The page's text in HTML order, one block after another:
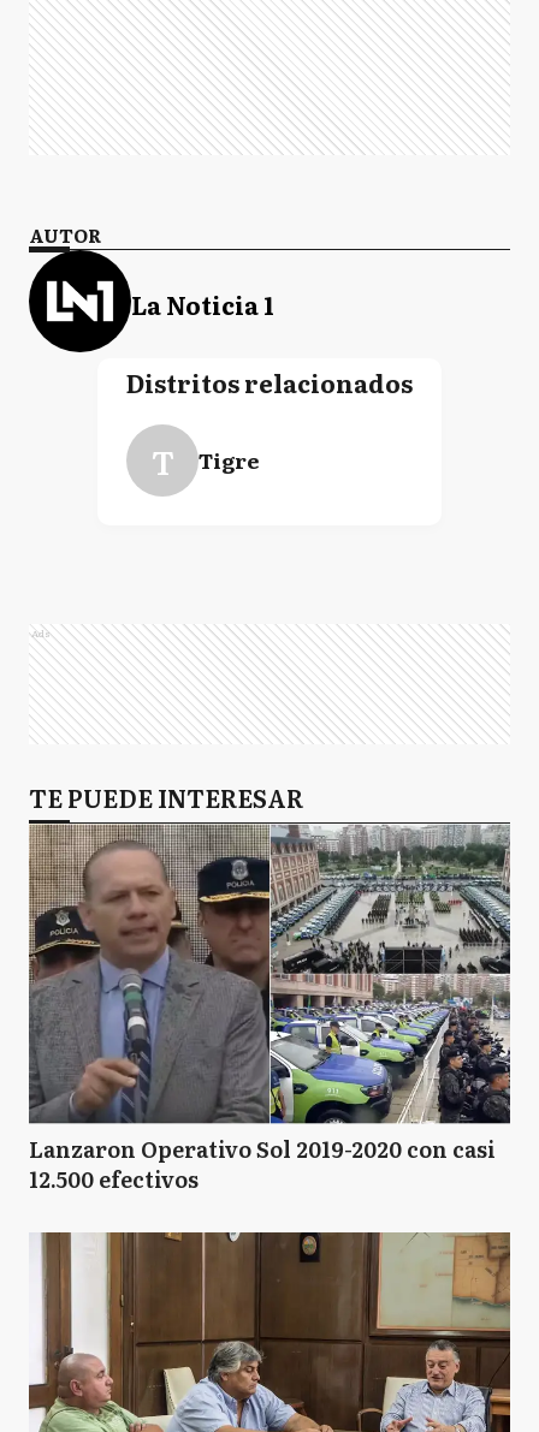
AUTOR
La Noticia 1
Distritos relacionados
T Tigre
Ads
TE PUEDE INTERESAR
Lanzaron Operativo Sol 2019-2020 con casi
12.500 efectivos